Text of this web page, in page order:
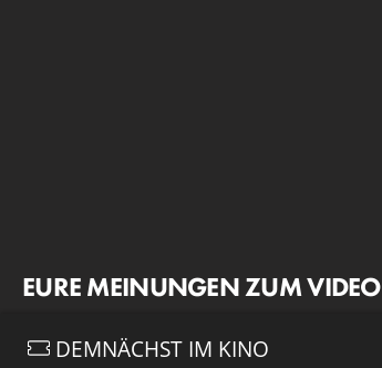
EURE MEINUNGEN ZUM VIDEO
DEMNÄCHST IM KINO